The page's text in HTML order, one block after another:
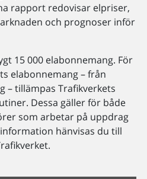
rapport redovisar elpriser,
och prognoser inför
15 000 elabonnemang. För
elabonnemang – från
– tillämpas Trafikverkets
Dessa gäller för både
som arbetar på uppdrag
hänvisas du till